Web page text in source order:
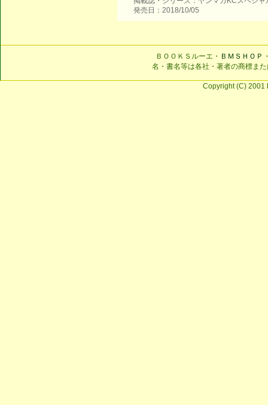
発売日：2018/10/05
ＢＯＯＫＳルーエ・ ＢＭＳＨＯＰ
名・書名等は各社・著者の商標ま
Copyright (C) 2001